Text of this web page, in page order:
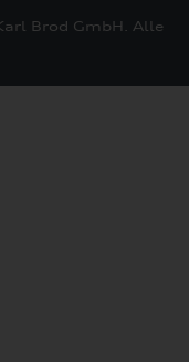
Brod GmbH. Alle